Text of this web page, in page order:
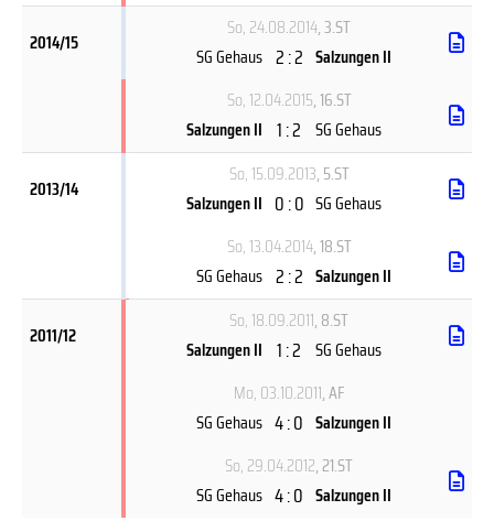
2014/15
So, 24.08.2014, 3.ST
SG Gehaus 2 : 2 Salzungen II
So, 12.04.2015, 16.ST
Salzungen II 1 : 2 SG Gehaus
2013/14
So, 15.09.2013, 5.ST
Salzungen II 0 : 0 SG Gehaus
So, 13.04.2014, 18.ST
SG Gehaus 2 : 2 Salzungen II
2011/12
So, 18.09.2011, 8.ST
Salzungen II 1 : 2 SG Gehaus
Mo, 03.10.2011, AF
SG Gehaus 4 : 0 Salzungen II
So, 29.04.2012, 21.ST
SG Gehaus 4 : 0 Salzungen II